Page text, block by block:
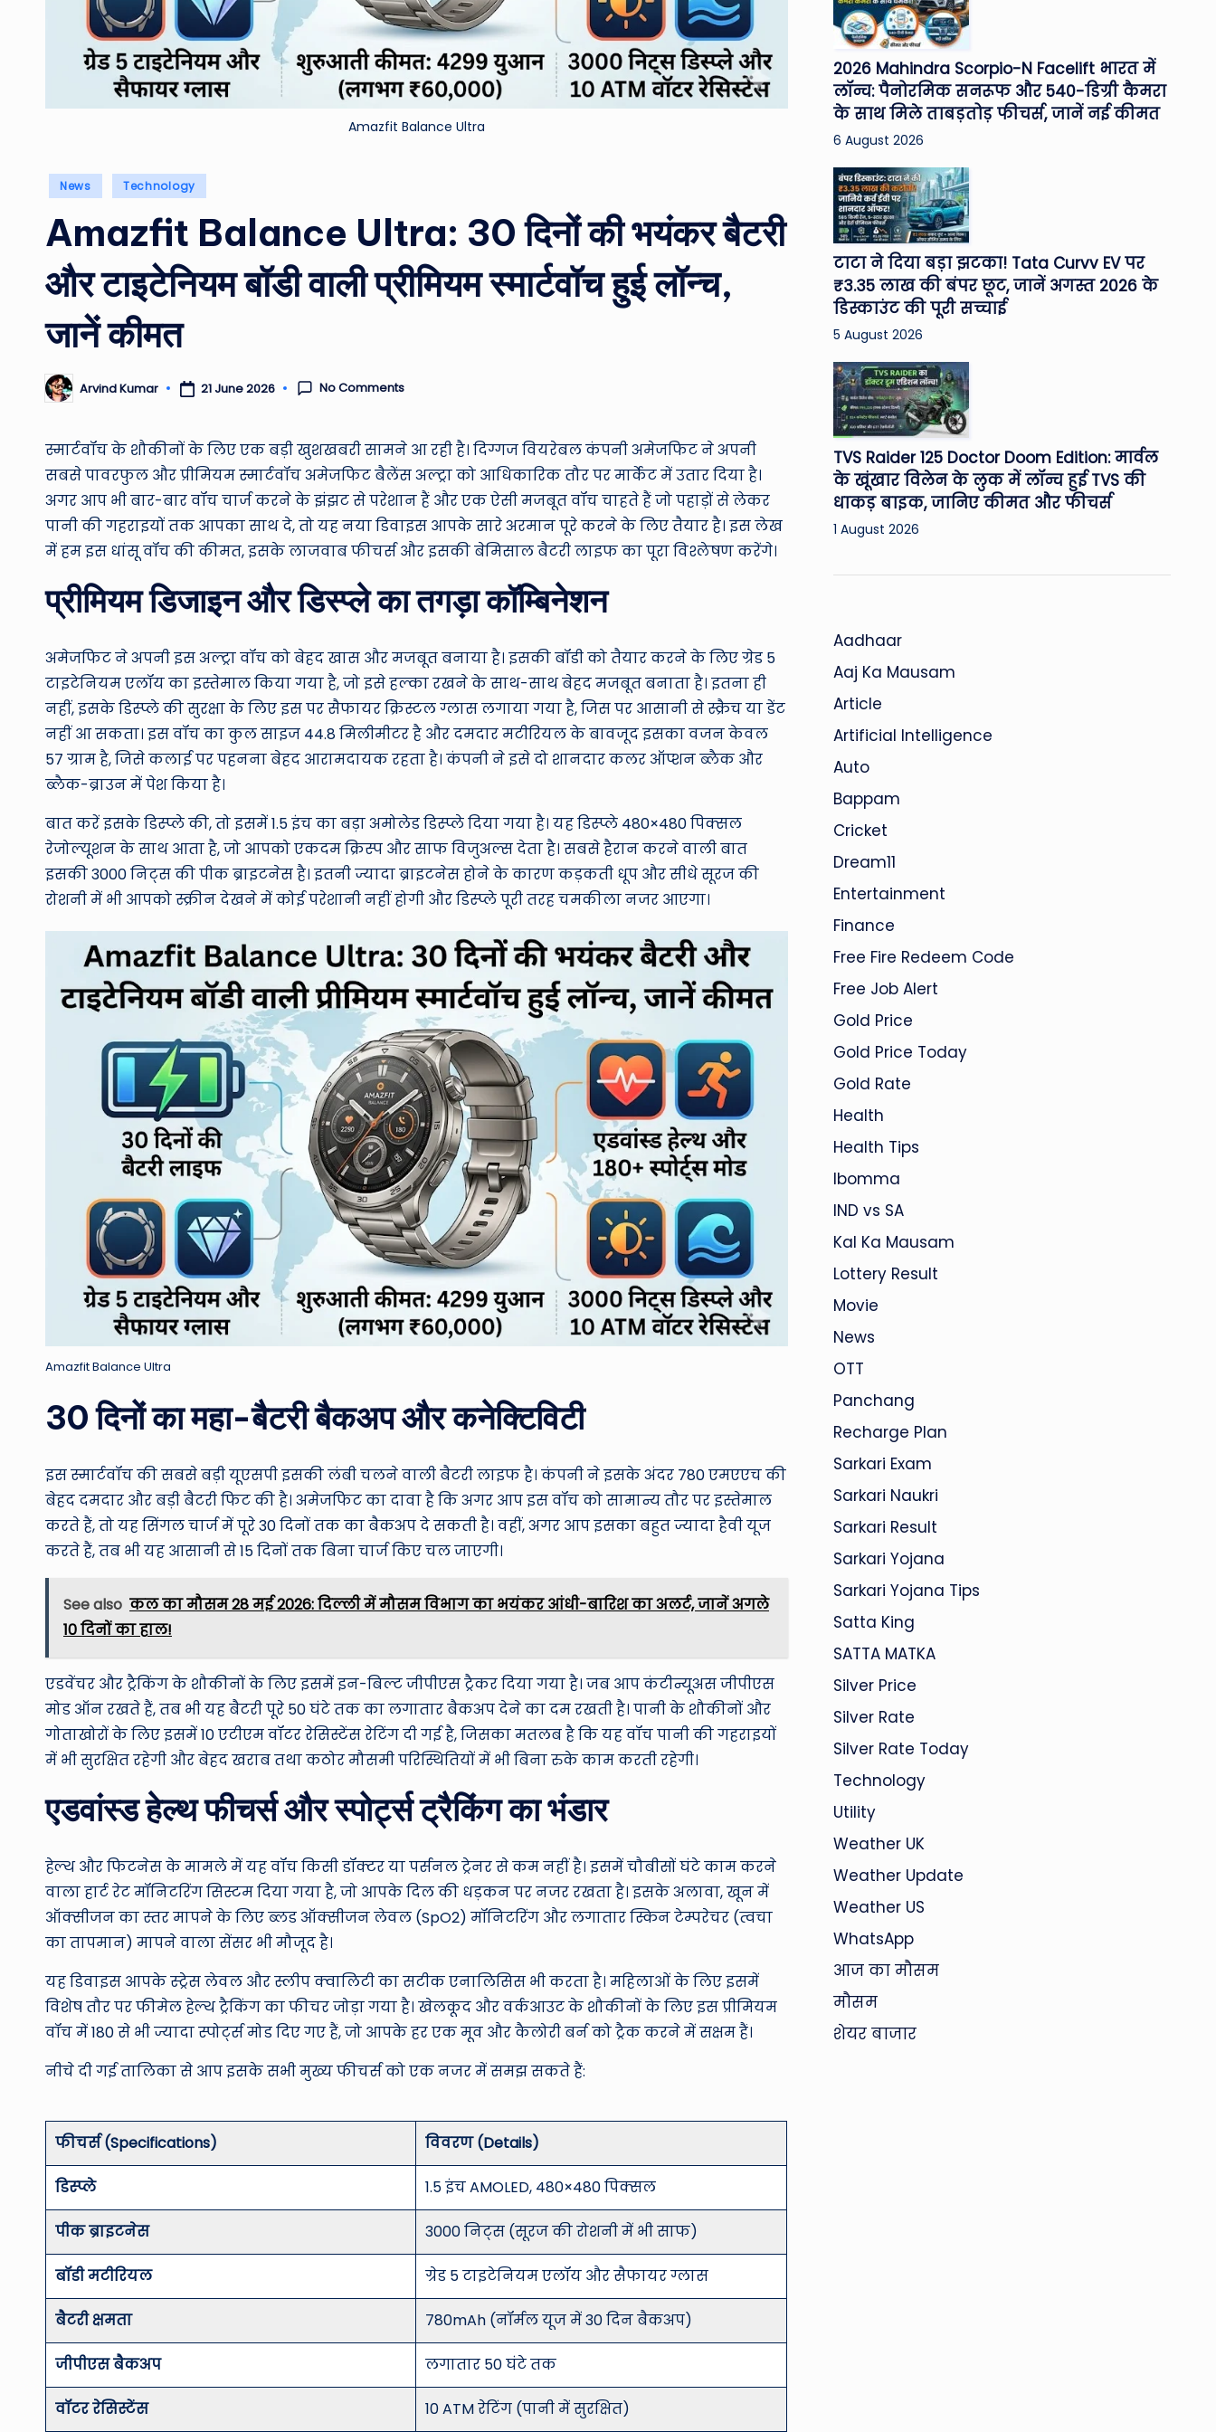
&
M
o
N
e
w
u
n
d
T
h
W
o
rl
Amazfit Balance Ultra
Posted
News Technology
Amazfit Balance Ultra: 30 दिनों की भयंकर बैटरी
और टाइटेनियम बॉडी वाली प्रीमियम स्मार्टवॉच हुई लॉन्च,
जानें कीमत
Posted
by
Arvind Kumar 21 June 2026 No Comments
स्मार्टवॉच के शौकीनों के लिए एक बड़ी खुशखबरी सामने आ रही है। दिग्गज वियरेबल कंपनी अमेजफिट ने अपनी
सबसे पावरफुल और प्रीमियम स्मार्टवॉच अमेजफिट बैलेंस अल्ट्रा को आधिकारिक तौर पर मार्केट में उतार दिया है।
अगर आप भी बार-बार वॉच चार्ज करने के झंझट से परेशान हैं और एक ऐसी मजबूत वॉच चाहते हैं जो पहाड़ों से लेकर
पानी की गहराइयों तक आपका साथ दे, तो यह नया डिवाइस आपके सारे अरमान पूरे करने के लिए तैयार है। इस लेख
में हम इस धांसू वॉच की कीमत, इसके लाजवाब फीचर्स और इसकी बेमिसाल बैटरी लाइफ का पूरा विश्लेषण करेंगे।
प्रीमियम डिजाइन और डिस्प्ले का तगड़ा कॉम्बिनेशन
अमेजफिट ने अपनी इस अल्ट्रा वॉच को बेहद खास और मजबूत बनाया है। इसकी बॉडी को तैयार करने के लिए ग्रेड 5
टाइटेनियम एलॉय का इस्तेमाल किया गया है, जो इसे हल्का रखने के साथ-साथ बेहद मजबूत बनाता है। इतना ही
नहीं, इसके डिस्प्ले की सुरक्षा के लिए इस पर सैफायर क्रिस्टल ग्लास लगाया गया है, जिस पर आसानी से स्क्रैच या डेंट
नहीं आ सकता। इस वॉच का कुल साइज 44.8 मिलीमीटर है और दमदार मटीरियल के बावजूद इसका वजन केवल
57 ग्राम है, जिसे कलाई पर पहनना बेहद आरामदायक रहता है। कंपनी ने इसे दो शानदार कलर ऑप्शन ब्लैक और
ब्लैक-ब्राउन में पेश किया है।
बात करें इसके डिस्प्ले की, तो इसमें 1.5 इंच का बड़ा अमोलेड डिस्प्ले दिया गया है। यह डिस्प्ले 480×480 पिक्सल
रेजोल्यूशन के साथ आता है, जो आपको एकदम क्रिस्प और साफ विजुअल्स देता है। सबसे हैरान करने वाली बात
इसकी 3000 निट्स की पीक ब्राइटनेस है। इतनी ज्यादा ब्राइटनेस होने के कारण कड़कती धूप और सीधे सूरज की
रोशनी में भी आपको स्क्रीन देखने में कोई परेशानी नहीं होगी और डिस्प्ले पूरी तरह चमकीला नजर आएगा।
Amazfit Balance Ultra
30 दिनों का महा-बैटरी बैकअप और कनेक्टिविटी
इस स्मार्टवॉच की सबसे बड़ी यूएसपी इसकी लंबी चलने वाली बैटरी लाइफ है। कंपनी ने इसके अंदर 780 एमएएच की
बेहद दमदार और बड़ी बैटरी फिट की है। अमेजफिट का दावा है कि अगर आप इस वॉच को सामान्य तौर पर इस्तेमाल
करते हैं, तो यह सिंगल चार्ज में पूरे 30 दिनों तक का बैकअप दे सकती है। वहीं, अगर आप इसका बहुत ज्यादा हैवी यूज
करते हैं, तब भी यह आसानी से 15 दिनों तक बिना चार्ज किए चल जाएगी।
See also कल का मौसम 28 मई 2026: दिल्ली में मौसम विभाग का भयंकर आंधी-बारिश का अलर्ट, जानें अगले
10 दिनों का हाल!
एडवेंचर और ट्रैकिंग के शौकीनों के लिए इसमें इन-बिल्ट जीपीएस ट्रैकर दिया गया है। जब आप कंटीन्यूअस जीपीएस
मोड ऑन रखते हैं, तब भी यह बैटरी पूरे 50 घंटे तक का लगातार बैकअप देने का दम रखती है। पानी के शौकीनों और
गोताखोरों के लिए इसमें 10 एटीएम वॉटर रेसिस्टेंस रेटिंग दी गई है, जिसका मतलब है कि यह वॉच पानी की गहराइयों
में भी सुरक्षित रहेगी और बेहद खराब तथा कठोर मौसमी परिस्थितियों में भी बिना रुके काम करती रहेगी।
एडवांस्ड हेल्थ फीचर्स और स्पोर्ट्स ट्रैकिंग का भंडार
हेल्थ और फिटनेस के मामले में यह वॉच किसी डॉक्टर या पर्सनल ट्रेनर से कम नहीं है। इसमें चौबीसों घंटे काम करने
वाला हार्ट रेट मॉनिटरिंग सिस्टम दिया गया है, जो आपके दिल की धड़कन पर नजर रखता है। इसके अलावा, खून में
ऑक्सीजन का स्तर मापने के लिए ब्लड ऑक्सीजन लेवल (SpO2) मॉनिटरिंग और लगातार स्किन टेम्परेचर (त्वचा
का तापमान) मापने वाला सेंसर भी मौजूद है।
यह डिवाइस आपके स्ट्रेस लेवल और स्लीप क्वालिटी का सटीक एनालिसिस भी करता है। महिलाओं के लिए इसमें
विशेष तौर पर फीमेल हेल्थ ट्रैकिंग का फीचर जोड़ा गया है। खेलकूद और वर्कआउट के शौकीनों के लिए इस प्रीमियम
वॉच में 180 से भी ज्यादा स्पोर्ट्स मोड दिए गए हैं, जो आपके हर एक मूव और कैलोरी बर्न को ट्रैक करने में सक्षम हैं।
नीचे दी गई तालिका से आप इसके सभी मुख्य फीचर्स को एक नजर में समझ सकते हैं:
फीचर्स (Specifications) विवरण (Details)
डिस्प्ले 1.5 इंच AMOLED, 480×480 पिक्सल
पीक ब्राइटनेस 3000 निट्स (सूरज की रोशनी में भी साफ)
बॉडी मटीरियल ग्रेड 5 टाइटेनियम एलॉय और सैफायर ग्लास
बैटरी क्षमता 780mAh (नॉर्मल यूज में 30 दिन बैकअप)
जीपीएस बैकअप लगातार 50 घंटे तक
वॉटर रेसिस्टेंस 10 ATM रेटिंग (पानी में सुरक्षित)
2026 Mahindra Scorpio-N Facelift भारत में
लॉन्च: पैनोरमिक सनरूफ और 540-डिग्री कैमरा
के साथ मिले ताबड़तोड़ फीचर्स, जानें नई कीमत
6 August 2026
टाटा ने दिया बड़ा झटका! Tata Curvv EV पर
₹3.35 लाख की बंपर छूट, जानें अगस्त 2026 के
डिस्काउंट की पूरी सच्चाई
5 August 2026
TVS Raider 125 Doctor Doom Edition: मार्वल
के खूंखार विलेन के लुक में लॉन्च हुई TVS की
धाकड़ बाइक, जानिए कीमत और फीचर्स
1 August 2026
Aadhaar
Aaj Ka Mausam
Article
Artificial Intelligence
Auto
Bappam
Cricket
Dream11
Entertainment
Finance
Free Fire Redeem Code
Free Job Alert
Gold Price
Gold Price Today
Gold Rate
Health
Health Tips
Ibomma
IND vs SA
Kal Ka Mausam
Lottery Result
Movie
News
OTT
Panchang
Recharge Plan
Sarkari Exam
Sarkari Naukri
Sarkari Result
Sarkari Yojana
Sarkari Yojana Tips
Satta King
SATTA MATKA
Silver Price
Silver Rate
Silver Rate Today
Technology
Utility
Weather UK
Weather Update
Weather US
WhatsApp
आज का मौसम
मौसम
शेयर बाजार